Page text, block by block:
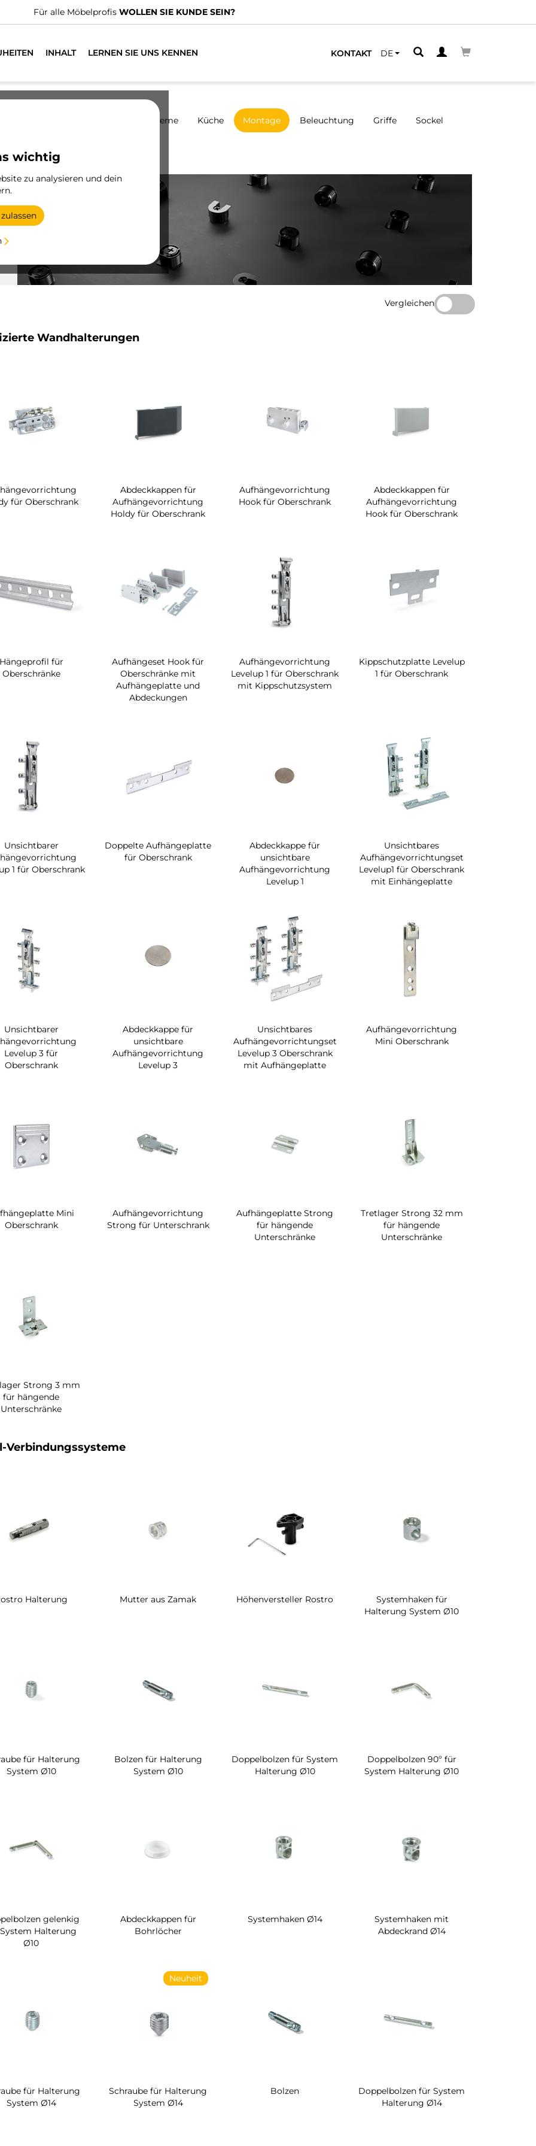
spezialisierte Vertriebshändler.FINDEN SIE DEN NÄCHSTGELEGENEN
INHALT LERNEN SIE UNS KENNEN KONTAKT DE
wichtig
zu analysieren und dein
Schiebesysteme Küche Montage Beleuchtung Griffe Sockel
Vergleichen
Wandhalterungen
für Oberschrank
Abdeckkappen für
Aufhängevorrichtung
Holdy für Oberschrank
Aufhängevorrichtung
Hook für Oberschrank
Abdeckkappen für
Aufhängevorrichtung
Hook für Oberschrank
für
Oberschränke
Aufhängeset Hook für
Oberschränke mit
Aufhängeplatte und
Abdeckungen
Aufhängevorrichtung
Levelup 1 für Oberschrank
mit Kippschutzsystem
Kippschutzplatte Levelup
1 für Oberschrank
Unsichtbarer
1 für Oberschrank
Doppelte Aufhängeplatte
für Oberschrank
Abdeckkappe für
unsichtbare
Aufhängevorrichtung
Levelup 1
Unsichtbares
Aufhängevorrichtungset
Levelup1 für Oberschrank
mit Einhängeplatte
Unsichtbarer
Levelup 3 für
Oberschrank
Abdeckkappe für
unsichtbare
Aufhängevorrichtung
Levelup 3
Unsichtbares
Aufhängevorrichtungset
Levelup 3 Oberschrank
mit Aufhängeplatte
Aufhängevorrichtung
Mini Oberschrank
Mini
Oberschrank
Aufhängevorrichtung
Strong für Unterschrank
Aufhängeplatte Strong
für hängende
Unterschränke
Tretlager Strong 32 mm
für hängende
Unterschränke
Strong 3 mm
für hängende
Unterschränke
Verbindungssysteme
Halterung Mutter aus Zamak Höhenversteller Rostro
Systemhaken für
Halterung System Ø10
für Halterung
System Ø10
Bolzen für Halterung
System Ø10
Doppelbolzen für System
Halterung Ø10
Doppelbolzen 90º für
System Halterung Ø10
gelenkig
Halterung
Ø10
Abdeckkappen für
Bohrlöcher
Systemhaken Ø14
Systemhaken mit
Abdeckrand Ø14
für Halterung
System Ø14
Neuheit
Schraube für Halterung
System Ø14
Bolzen
Doppelbolzen für System
Halterung Ø14